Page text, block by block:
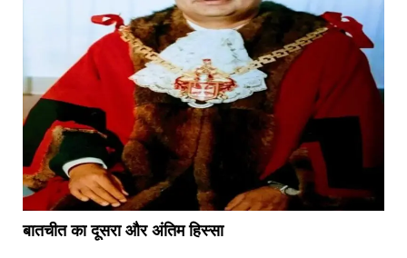
बातचीत का दूसरा और अंतिम हिस्सा